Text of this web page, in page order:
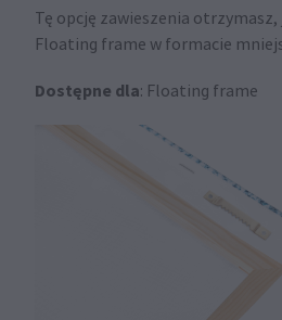
Tę opcję zawieszenia
Floating frame w formacie
Dostępne dla: Floating frame